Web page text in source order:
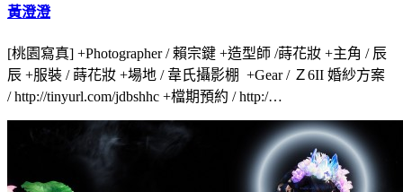
黃澄澄
[桃園寫真] +Photographer / 賴宗鍵 +造型師 /蒔花妝 +主角 / 辰
辰 +服裝 / 蒔花妝 +場地 / 韋氏攝影棚 +Gear / Ｚ6II 婚紗方案
/ http://tinyurl.com/jdbshhc +檔期預約 / http:/…